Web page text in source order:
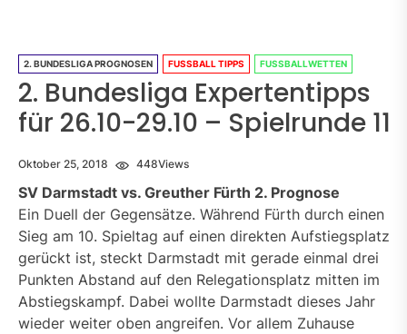
2. BUNDESLIGA PROGNOSEN FUSSBALL TIPPS FUSSBALLWETTEN
2. Bundesliga Expertentipps
für 26.10-29.10 – Spielrunde 11
Oktober 25, 2018 448Views
SV Darmstadt vs. Greuther Fürth 2. Prognose
Ein Duell der Gegensätze. Während Fürth durch einen
Sieg am 10. Spieltag auf einen direkten Aufstiegsplatz
gerückt ist, steckt Darmstadt mit gerade einmal drei
Punkten Abstand auf den Relegationsplatz mitten im
Abstiegskampf. Dabei wollte Darmstadt dieses Jahr
wieder weiter oben angreifen. Vor allem Zuhause